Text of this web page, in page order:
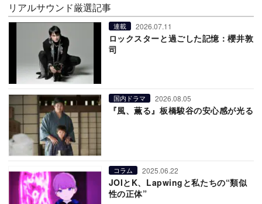
リアルサウンド厳選記事
連載 2026.07.11
ロックスターと過ごした記憶：櫻井敦
司
国内ドラマ 2026.08.05
『風、薫る』板橋駿谷の安心感が光る
コラム 2025.06.22
JOIとK、Lapwingと私たちの“類似
性の正体”